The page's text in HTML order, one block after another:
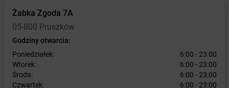
Żabka Zgoda 7A
05-800 Pruszków
Godziny otwarcia:
Poniedziałek:
6:00 - 23:00
Wtorek:
6:00 - 23:00
Środa:
6:00 - 23:00
Czwartek:
6:00 - 23:00